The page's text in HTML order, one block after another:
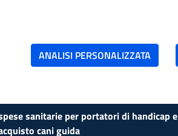
sanitarie per portatori di handicap e